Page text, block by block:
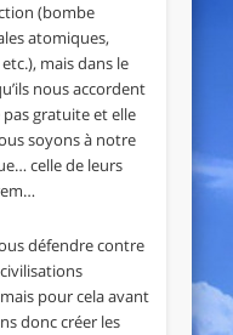
(bombe
atomiques,
mais dans le
nous accordent
gratuite et elle
soyons à notre
celle de leurs
défendre contre
pour cela avant
donc créer les